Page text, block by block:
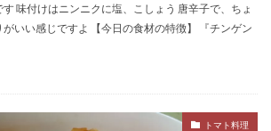
味付けはニンニクに塩、こしょう 唐辛子で、ちょ
いい感じですよ 【今日の食材の特徴】 『チンゲン
トマト料理